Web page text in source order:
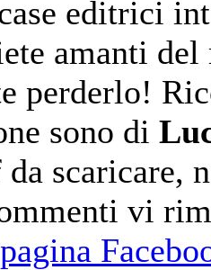
editrici
amanti
perderlo!
sono di
scaricare,
vi
pagina